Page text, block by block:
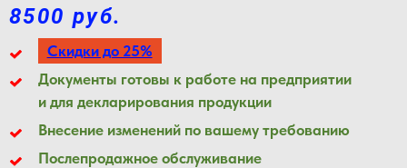
8500 руб.
Скидки до 25%
Документы готовы к работе на предприятии
и для декларирования продукции
Внесение изменений по вашему требованию
Послепродажное обслуживание